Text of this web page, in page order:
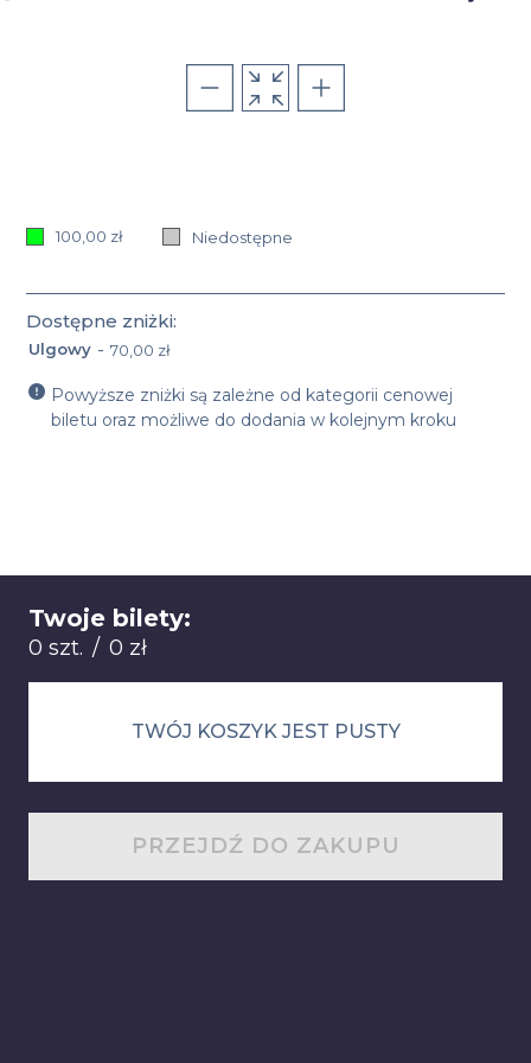
100,00 zł Niedostępne
Dostępne zniżki:
Nazwa oraz cena zniżki: Ulgowy 70,00 zł
Ulgowy - 70,00 zł
Powyższe zniżki są zależne od kategorii cenowej
biletu oraz możliwe do dodania w kolejnym kroku
Twoje bilety:
0 szt. / 0 zł
Łącznie: 0 sztuk 0 zł
TWÓJ KOSZYK JEST PUSTY
PRZEJDŹ DO ZAKUPU